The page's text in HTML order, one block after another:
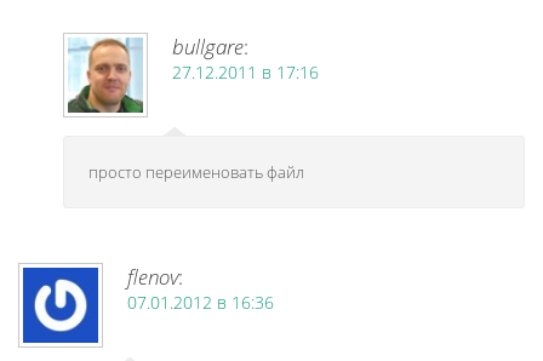
bullgare:
27.12.2011 в 17:16
просто переименовать файл
flenov:
07.01.2012 в 16:36